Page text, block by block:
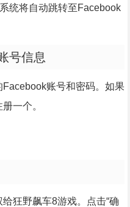
统将自动跳转至Facebook
号信息
账号和密码。如果
一个。
狂野飙车8游戏。点击“确